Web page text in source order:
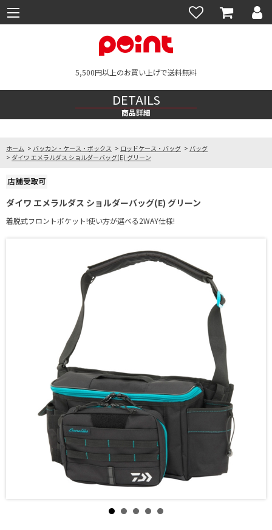
5,500円以上のお買い上げで送料無料
DETAILS
商品詳細
ホーム > バッカン・ケース・ボックス > ロッドケース・バッグ > バッグ
> ダイワ エメラルダス ショルダーバッグ(E) グリーン
ダイワ エメラルダス ショルダーバッグ(E) グリーン
着脱式フロントポケット!使い方が選べる2WAY仕様!